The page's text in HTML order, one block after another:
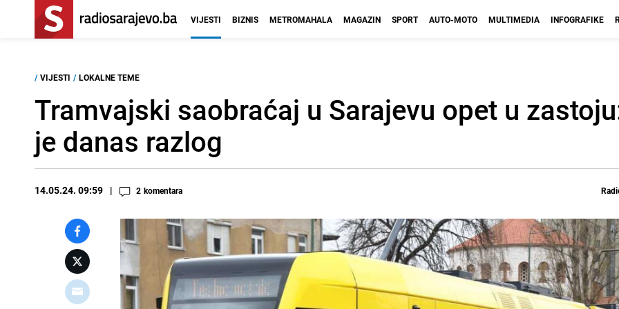
VIJESTI BIZNIS METROMAHALA MAGAZIN SPORT AUTO-MOTO MULTIMEDIA INFOGRAFIKE
/ VIJESTI / LOKALNE TEME
Tramvajski saobraćaj u Sarajevu opet u
je danas razlog
14.05.24. 09:59 2 komentara